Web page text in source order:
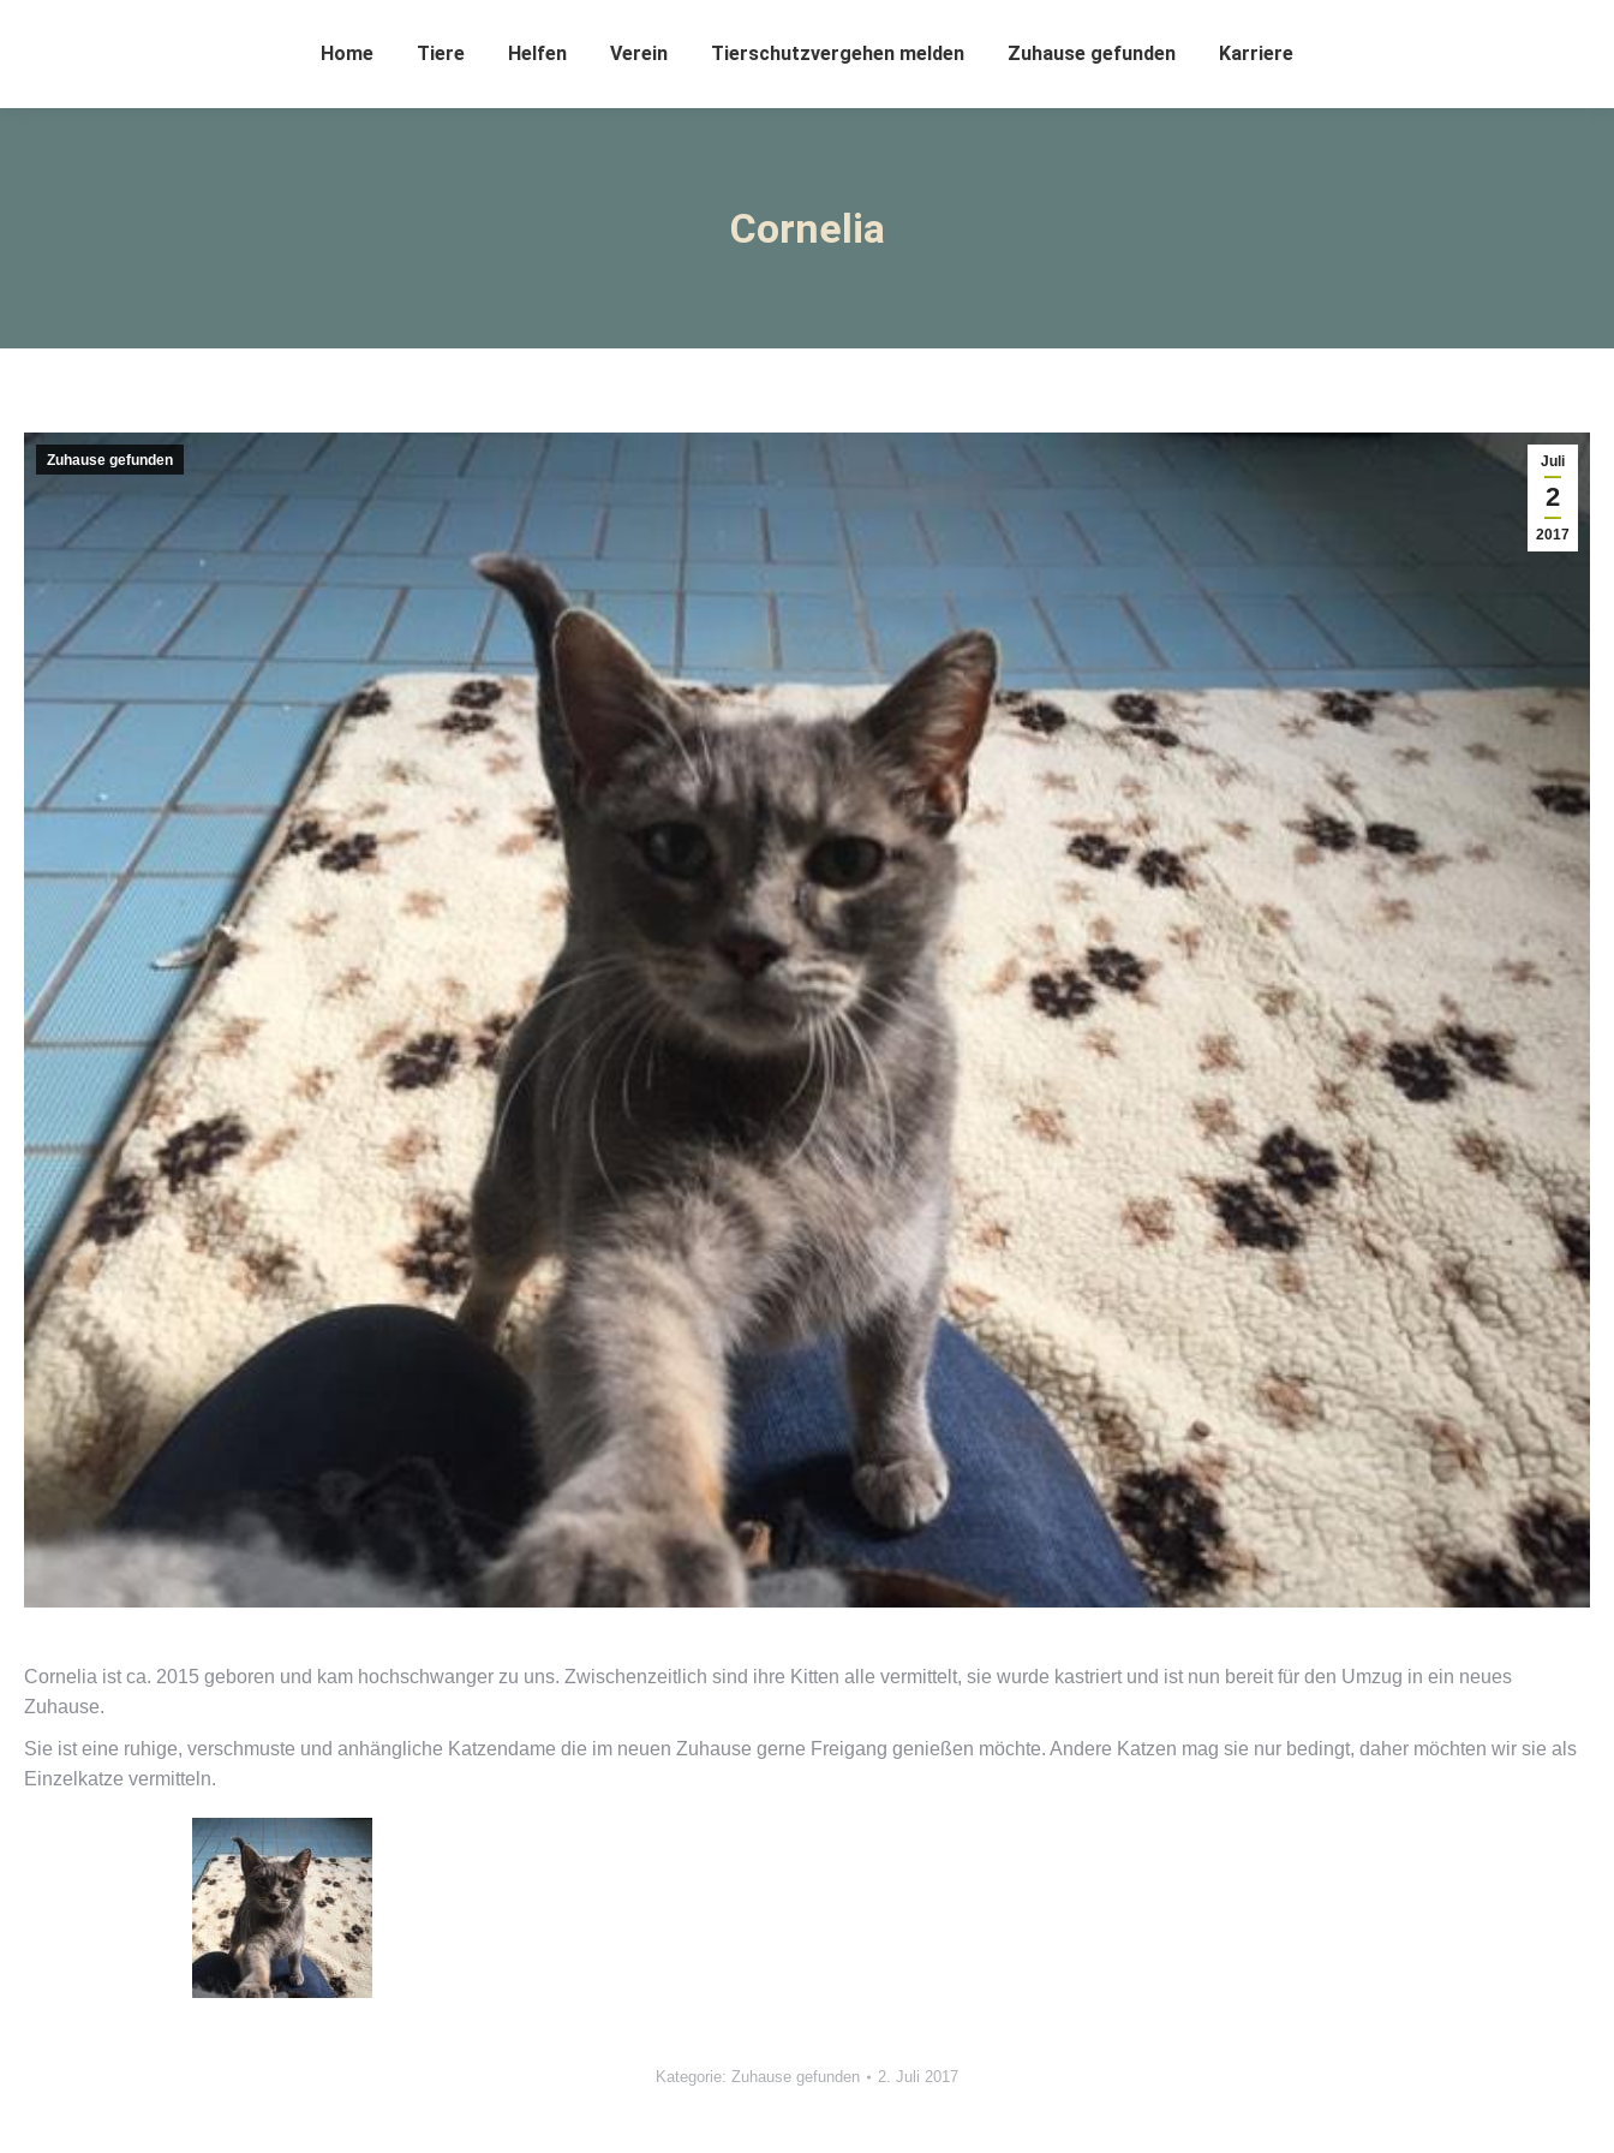
Home Tiere Helfen Verein Tierschutzvergehen melden Zuhause gefunden Karriere
Cornelia
Juli
2
2017
Zuhause gefunden
Cornelia ist ca. 2015 geboren und kam hochschwanger zu uns. Zwischenzeitlich sind ihre Kitten alle vermittelt, sie wurde kastriert und ist nun bereit für den Umzug in ein neues
Zuhause.
Sie ist eine ruhige, verschmuste und anhängliche Katzendame die im neuen Zuhause gerne Freigang genießen möchte. Andere Katzen mag sie nur bedingt, daher möchten wir sie als
Einzelkatze vermitteln.
Kategorie: Zuhause gefunden 2. Juli 2017